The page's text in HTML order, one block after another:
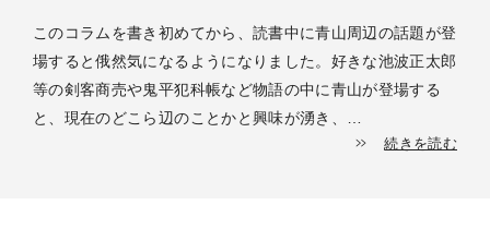
このコラムを書き初めてから、読書中に青山周辺の話題が登
場すると俄然気になるようになりました。好きな池波正太郎
等の剣客商売や鬼平犯科帳など物語の中に青山が登場する
と、現在のどこら辺のことかと興味が湧き、…
続きを読む